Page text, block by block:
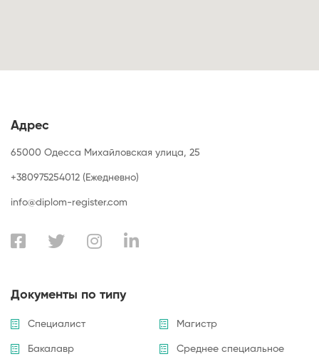
Адрес
65000 Одесса Михайловская улица, 25
+380975254012 (Ежедневно)
info@diplom-register.com
Документы по типу
Специалист Магистр
Бакалавр Среднее специальное